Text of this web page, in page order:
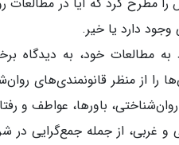
دارد یا خیر.
به مطالعات خود، به دیدگاه
را از منظر قانونمندی‌های
باورها، عواطف و
غربی، از جمله جمع‌گرایی در